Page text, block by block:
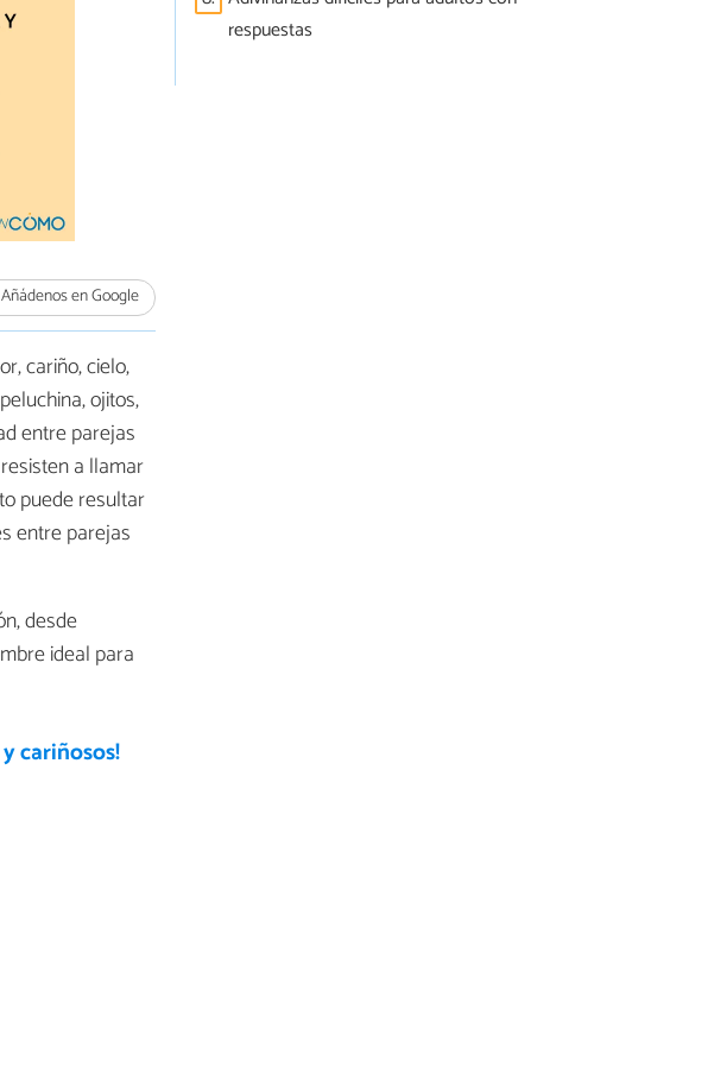
Añádenos en Google
cariño, cielo,
ojitos,
entre parejas
a llamar
puede resultar
entre parejas
desde
ideal para
cariñosos!
respuestas